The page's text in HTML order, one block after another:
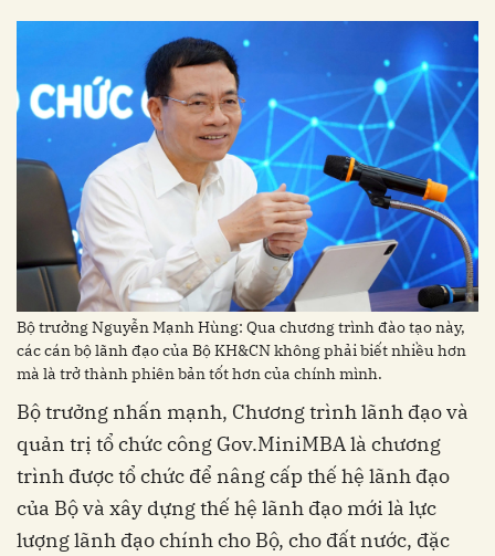
Bộ trưởng Nguyễn Mạnh Hùng: Qua chương trình đào tạo này,
các cán bộ lãnh đạo của Bộ KH&CN không phải biết nhiều hơn
mà là trở thành phiên bản tốt hơn của chính mình.
Bộ trưởng nhấn mạnh, Chương trình lãnh đạo và
quản trị tổ chức công Gov.MiniMBA là chương
trình được tổ chức để nâng cấp thế hệ lãnh đạo
của Bộ và xây dựng thế hệ lãnh đạo mới là lực
lượng lãnh đạo chính cho Bộ, cho đất nước, đặc